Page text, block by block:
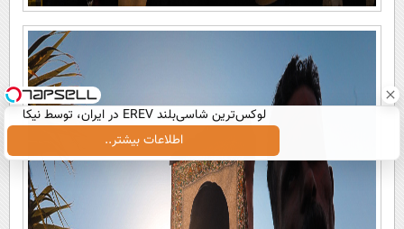
لوکس‌ترین شاسی‌بلند EREV در ایران، توسط نیکا
موتور رونمایی شد!
اطلاعات بیشتر..